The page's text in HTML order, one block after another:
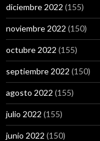
diciembre 2022 (155)
noviembre 2022 (150)
octubre 2022 (155)
septiembre 2022 (150)
agosto 2022 (155)
julio 2022 (155)
junio 2022 (150)